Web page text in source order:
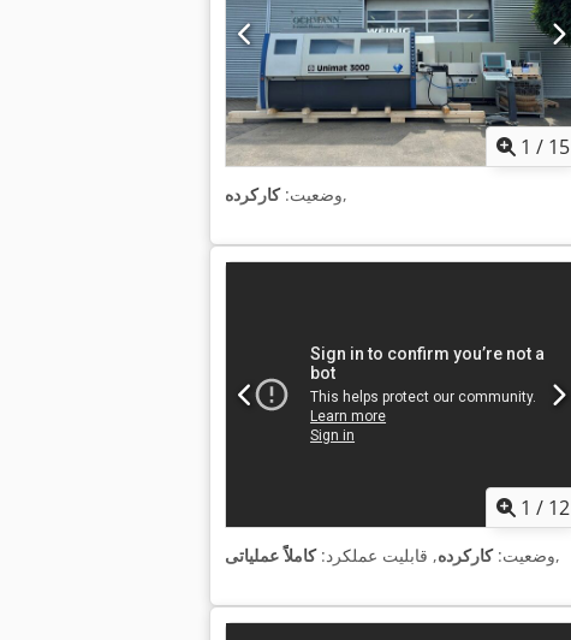
1 / 15
وضعیت:کارکرده ,
1 / 12
وضعیت:کارکرده, قابلیت عملکرد:کاملاً عملیاتی ,